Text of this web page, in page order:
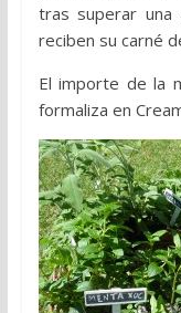
tras superar
reciben su carné
El importe de la
formaliza en